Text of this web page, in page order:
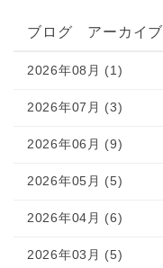
ブログ アーカイブ
2026年08月 (1)
2026年07月 (3)
2026年06月 (9)
2026年05月 (5)
2026年04月 (6)
2026年03月 (5)